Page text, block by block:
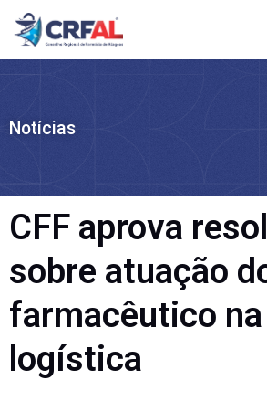
Ir
para
Notícias
CFF aprova
sobre atuação
farmacêutico na
logística